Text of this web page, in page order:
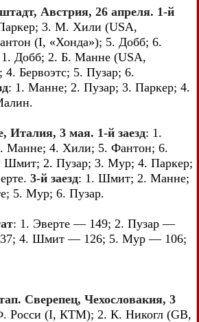
Австрия, 26 апреля. 1-й
3. М. Хили (USA,
(I, «Хонда»); 5. Добб; 6.
Добб; 2. Б. Манне (USA,
Бервоэтс; 5. Пузар; 6.
: 1. Манне; 2. Пузар; 3. Паркер; 4.
Италия, 3 мая. 1-й заезд: 1.
Манне; 4. Хили; 5. Фантон; 6.
Шмит; 2. Пузар; 3. Мур; 4. Паркер;
3-й заезд: 1. Шмит; 2. Манне;
5. Мур; 6. Пузар.
: 1. Эверте — 149; 2. Пузар —
4. Шмит — 126; 5. Мур — 106;
Сверепец, Чехословакия, 3
Росси (I, КТМ); 2. К. Никогл (GB,